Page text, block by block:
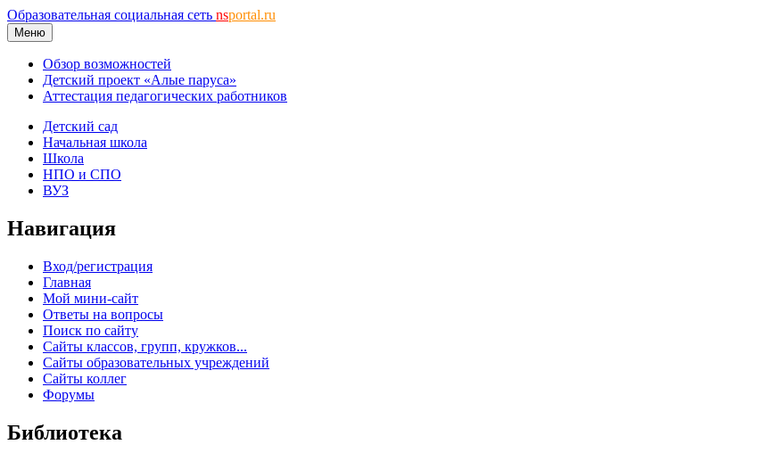
Образовательная социальная сеть nsportal.ru
Меню
Обзор возможностей
Детский проект «Алые паруса»
Аттестация педагогических работников
Детский сад
Начальная школа
Школа
НПО и СПО
ВУЗ
Навигация
Вход/регистрация
Главная
Мой мини-сайт
Ответы на вопросы
Поиск по сайту
Сайты классов, групп, кружков...
Сайты образовательных учреждений
Сайты коллег
Форумы
Библиотека